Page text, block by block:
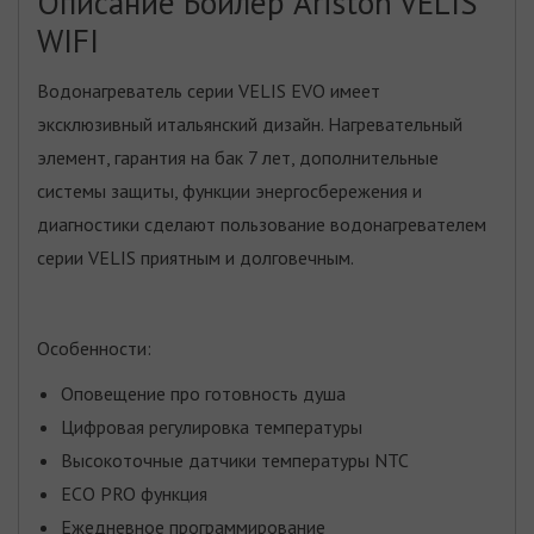
WIFI
Водонагреватель серии VELIS EVO имеет
эксклюзивный итальянский дизайн. Нагревательный
элемент, гарантия на бак 7 лет, дополнительные
системы защиты, функции энергосбережения и
диагностики сделают пользование водонагревателем
серии VELIS приятным и долговечным.
Особенности:
Оповещение про готовность душа
Цифровая регулировка температуры
Высокоточные датчики температуры NTC
ECO PRO функция
Ежедневное программирование